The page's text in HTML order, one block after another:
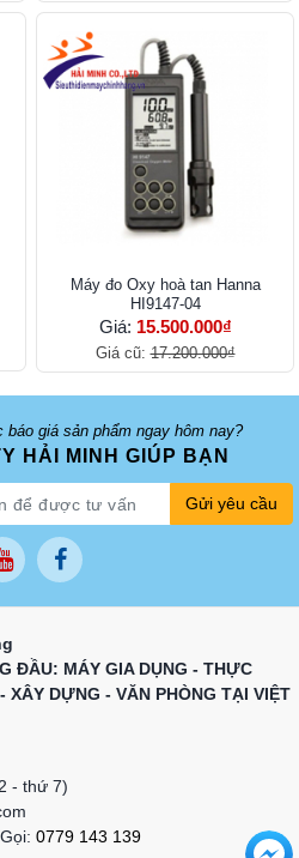
Máy đo Oxy hoà tan Hanna
HI9147-04
Giá: 15.500.000₫
Giá cũ:17.200.000₫
giá sản phẩm ngay hôm nay?
HẢI MINH GIÚP BẠN
Gửi yêu cầu
ĐẦU: MÁY GIA DỤNG - THỰC
XÂY DỰNG - VĂN PHÒNG TẠI VIỆT
- thứ 7)
0779 143 139